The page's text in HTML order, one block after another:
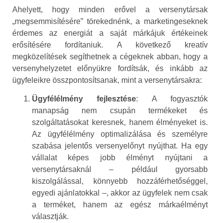
Ahelyett, hogy minden erővel a versenytársak
„megsemmisítésére” törekednénk, a marketingeseknek
érdemes az energiát a saját márkájuk értékeinek
erősítésére fordítaniuk. A következő kreatív
megközelítések segíthetnek a cégeknek abban, hogy a
versenyhelyzetet előnyükre fordítsák, és inkább az
ügyfeleikre összpontosítsanak, mint a versenytársakra:
Ügyfélélmény fejlesztése: A fogyasztók
manapság nem csupán termékeket és
szolgáltatásokat keresnek, hanem élményeket is.
Az ügyfélélmény optimalizálása és személyre
szabása jelentős versenyelőnyt nyújthat. Ha egy
vállalat képes jobb élményt nyújtani a
versenytársaknál – például gyorsabb
kiszolgálással, könnyebb hozzáférhetőséggel,
egyedi ajánlatokkal –, akkor az ügyfelek nem csak
a terméket, hanem az egész márkaélményt
választják.